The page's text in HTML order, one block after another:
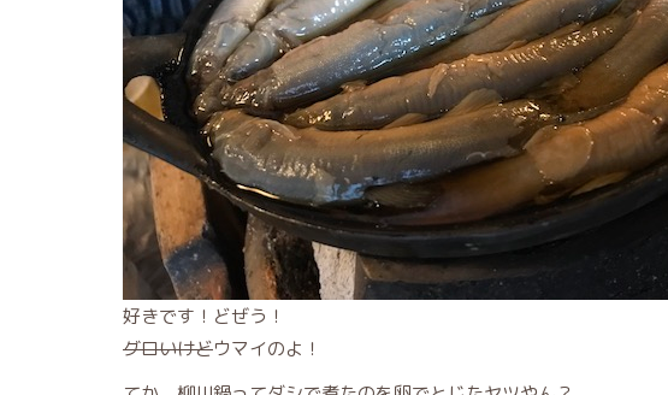
好きです！どぜう！
グロいけどウマイのよ！